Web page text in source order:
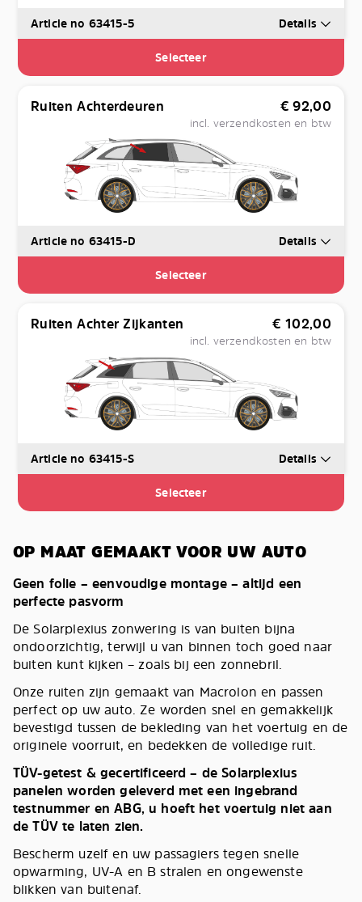
Article no 63415-5 Details
Selecteer
Ruiten Achterdeuren € 92,00
incl. verzendkosten en btw
Article no 63415-D Details
Selecteer
Ruiten Achter Zijkanten € 102,00
incl. verzendkosten en btw
Article no 63415-S Details
Selecteer
OP MAAT GEMAAKT VOOR UW AUTO
Geen folie – eenvoudige montage – altijd een
perfecte pasvorm
De Solarplexius zonwering is van buiten bijna
ondoorzichtig, terwijl u van binnen toch goed naar
buiten kunt kijken – zoals bij een zonnebril.
Onze ruiten zijn gemaakt van Macrolon en passen
perfect op uw auto. Ze worden snel en gemakkelijk
bevestigd tussen de bekleding van het voertuig en de
originele voorruit, en bedekken de volledige ruit.
TÜV-getest & gecertificeerd – de Solarplexius
panelen worden geleverd met een ingebrand
testnummer en ABG, u hoeft het voertuig niet aan
de TÜV te laten zien.
Bescherm uzelf en uw passagiers tegen snelle
opwarming, UV-A en B stralen en ongewenste
blikken van buitenaf.